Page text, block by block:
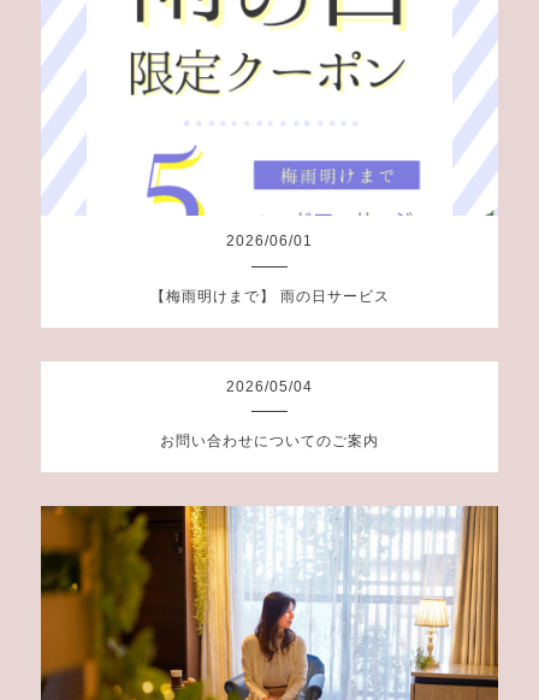
2026/06/01
【梅雨明けまで】 雨の日サービス
2026/05/04
お問い合わせについてのご案内